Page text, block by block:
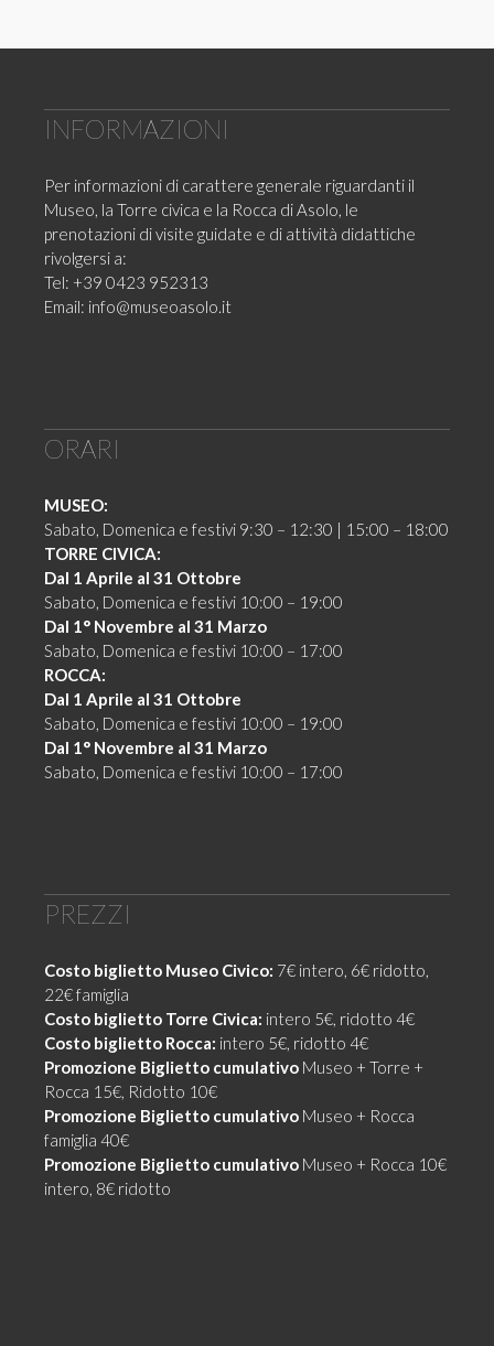
INFORMAZIONI
Per informazioni di carattere generale riguardanti il
Museo, la Torre civica e la Rocca di Asolo, le
prenotazioni di visite guidate e di attività didattiche
rivolgersi a:
Tel: +39 0423 952313
Email: info@museoasolo.it
ORARI
MUSEO:
Sabato, Domenica e festivi 9:30 – 12:30 | 15:00 – 18:00
TORRE CIVICA:
Dal 1 Aprile al 31 Ottobre
Sabato, Domenica e festivi 10:00 – 19:00
Dal 1° Novembre al 31 Marzo
Sabato, Domenica e festivi 10:00 – 17:00
ROCCA:
Dal 1 Aprile al 31 Ottobre
Sabato, Domenica e festivi 10:00 – 19:00
Dal 1° Novembre al 31 Marzo
Sabato, Domenica e festivi 10:00 – 17:00
PREZZI
Costo biglietto Museo Civico: 7€ intero, 6€ ridotto,
22€ famiglia
Costo biglietto Torre Civica: intero 5€, ridotto 4€
Costo biglietto Rocca: intero 5€, ridotto 4€
Promozione Biglietto cumulativo Museo + Torre +
Rocca 15€, Ridotto 10€
Promozione Biglietto cumulativo Museo + Rocca
famiglia 40€
Promozione Biglietto cumulativo Museo + Rocca 10€
intero, 8€ ridotto